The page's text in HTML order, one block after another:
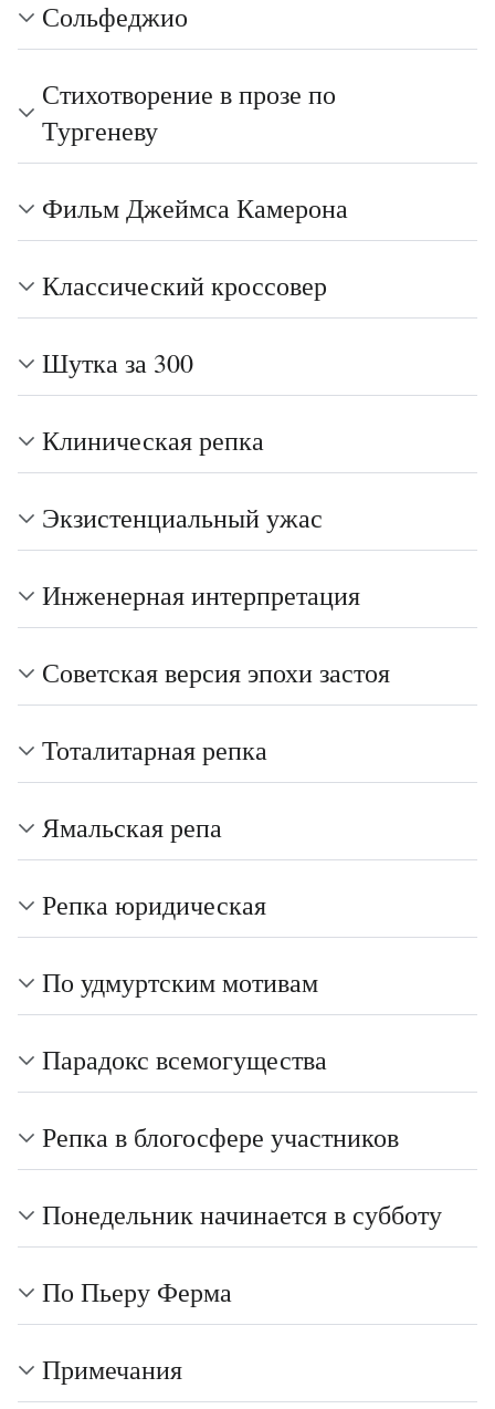
Сольфеджио
Стихотворение в прозе по
Тургеневу
Фильм Джеймса Камерона
Классический кроссовер
Шутка за 300
Клиническая репка
Экзистенциальный ужас
Инженерная интерпретация
Советская версия эпохи застоя
Тоталитарная репка
Ямальская репа
Репка юридическая
По удмуртским мотивам
Парадокс всемогущества
Репка в блогосфере участников
Понедельник начинается в субботу
По Пьеру Ферма
Примечания